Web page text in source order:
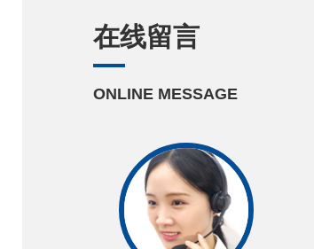
在线留言
ONLINE MESSAGE